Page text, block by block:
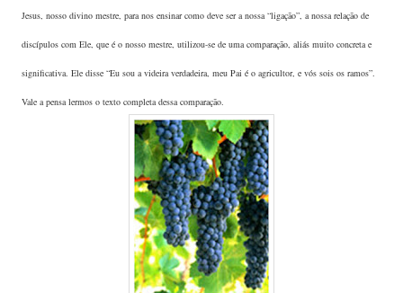
Jesus, nosso divino mestre, para nos ensinar como deve ser a nossa “ligação”, a nossa relação de
discípulos com Ele, que é o nosso mestre, utilizou-se de uma comparação, aliás muito concreta e
significativa. Ele disse “Eu sou a videira verdadeira, meu Pai é o agricultor, e vós sois os ramos”.
Vale a pensa lermos o texto completa dessa comparação.